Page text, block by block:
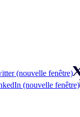
(nouvelle fenêtre)
(nouvelle fenêtre)